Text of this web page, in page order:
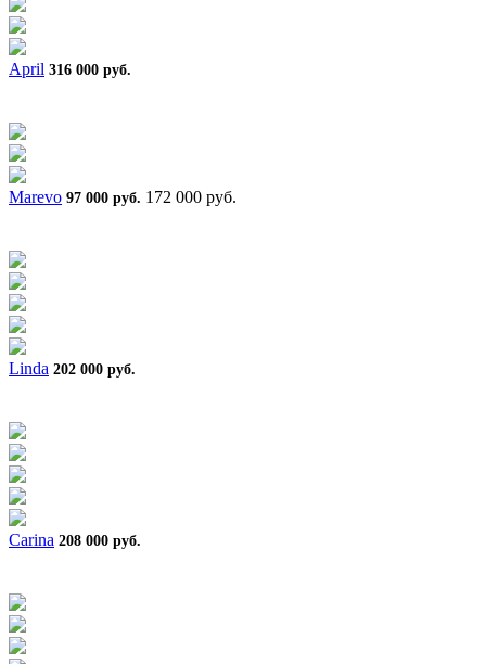
April 316 000 руб.
Marevo 97 000 руб. 172 000 руб.
Linda 202 000 руб.
Carina 208 000 руб.